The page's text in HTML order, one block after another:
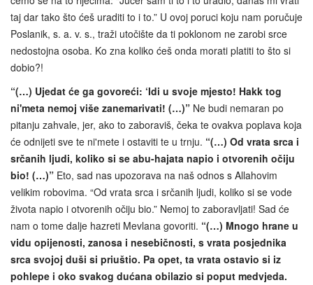
taj dar tako što ćeš uraditi to i to.” U ovoj poruci koju nam poručuje
Poslanik, s. a. v. s., traži utočište da ti poklonom ne zarobi srce
nedostojna osoba. Ko zna koliko ćeš onda morati platiti to što si
dobio?!
“(…) Ujedat će ga govoreći: ‘Idi u svoje mjesto! Hakk tog
ni'meta nemoj više zanemarivati! (…)” Ne budi nemaran po
pitanju zahvale, jer, ako to zaboraviš, čeka te ovakva poplava koja
će odnijeti sve te ni'mete i ostaviti te u trnju. “(…) Od vrata srca i
srčanih ljudi, koliko si se abu-hajata napio i otvorenih očiju
bio! (…)” Eto, sad nas upozorava na naš odnos s Allahovim
velikim robovima. “Od vrata srca i srčanih ljudi, koliko si se vode
života napio i otvorenih očiju bio.” Nemoj to zaboravljati! Sad će
nam o tome dalje hazreti Mevlana govoriti. “(…) Mnogo hrane u
vidu opijenosti, zanosa i nesebičnosti, s vrata posjednika
srca svojoj duši si priuštio. Pa opet, ta vrata ostavio si iz
pohlepe i oko svakog dućana obilazio si poput medvjeda.